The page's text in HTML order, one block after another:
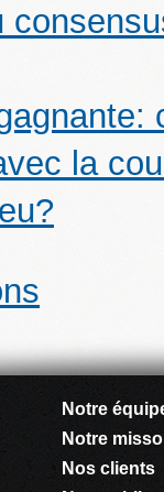
la
Notre
Notre
Nos clients